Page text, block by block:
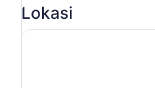
budaya Anda dimulai dengan
sebelum Anda menuju Epidaurus.
merupakan rumah bagi teater
Lokasi